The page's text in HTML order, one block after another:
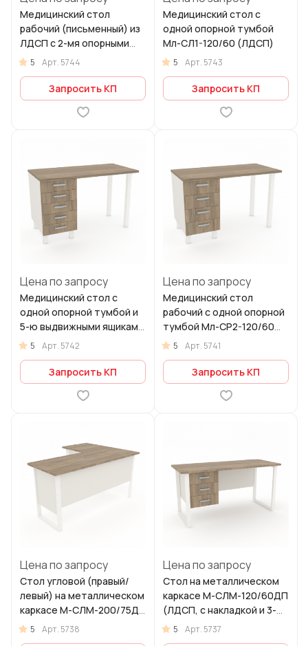
Медицинский стол
рабочий (письменный) из
ЛДСП с 2-мя опорными
тумбами Мл-СРт-150/60
5 Арт. 5744
Запросить КП
Медицинский стол с
одной опорной тумбой
Мл-СЛ1-120/60 (ЛДСП)
5 Арт. 5743
Запросить КП
Цена по запросу
Медицинский стол с
одной опорной тумбой и
5-ю выдвижными ящиками
Мл-СЛ2-120/60 (ЛДСП)
5 Арт. 5742
Запросить КП
Цена по запросу
Медицинский стол
рабочий с одной опорной
тумбой Мл-СР2-120/60
(ЛДСП)
5 Арт. 5741
Запросить КП
Цена по запросу
Стол угловой (правый/
левый) на металлическом
каркасе М-СЛМ-200/75ДП
ЛДСП, с накладками)
(ширина 1600 мм)
5 Арт. 5738
Цена по запросу
Стол на металлическом
каркасе М-СЛМ-120/60ДП
(ЛДСП, с накладкой и 3-мя
ящиками в комплекте)
(ширина 1200 мм)
5 Арт. 5737